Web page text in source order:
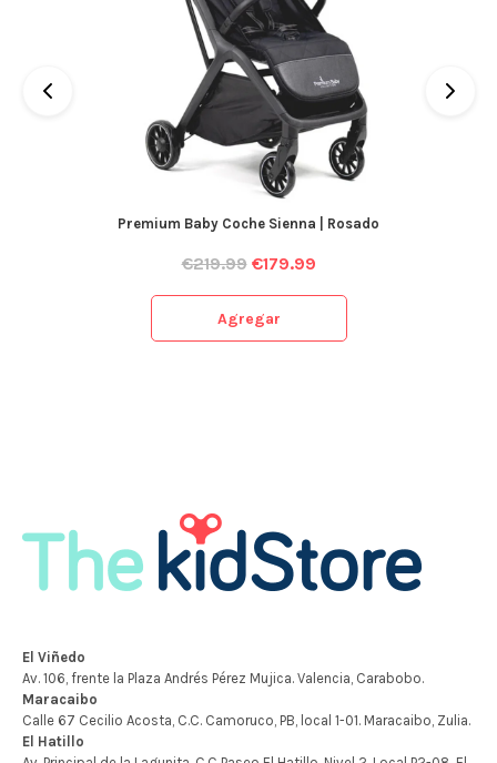
Premium Baby Coche Sienna | Rosado
€219.99 €179.99
Agregar